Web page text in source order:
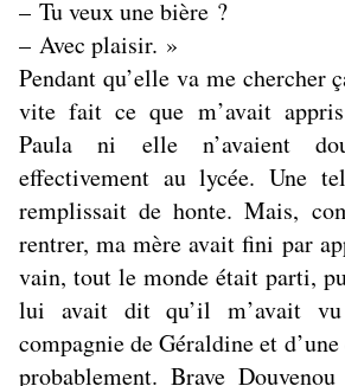
– Tu veux une bière ?
– Avec plaisir. »
Pendant qu’elle va me chercher
vite fait ce que m’avait
Paula ni elle n’avaient
effectivement au lycée. Une
remplissait de honte. Mais,
rentrer, ma mère avait fini par
vain, tout le monde était parti,
lui avait dit qu’il m’avait
compagnie de Géraldine et
probablement. Brave